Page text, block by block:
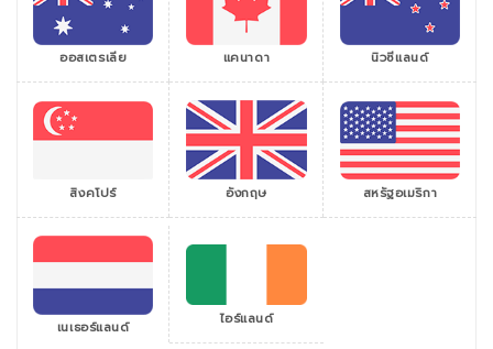
ออสเตรเลีย แคนาดา นิวซีแลนด์
สิงคโปร์ อังกฤษ สหรัฐอเมริกา
เนเธอร์แลนด์ ไอร์แลนด์